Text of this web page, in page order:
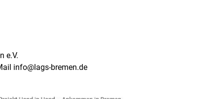
e.V.
info@lags-bremen.de